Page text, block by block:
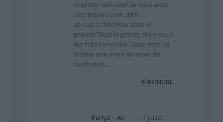
chercher son nom, je vous aide:
ses initiales sont JMM.
Je suis a l’interieur dans le
project Trust together, alors vous
me faites bien rire. Vous etes un
lecteur non avise abreuve de
certitudes…
RÉPONDRE
Parly2 - Air
7 juillet